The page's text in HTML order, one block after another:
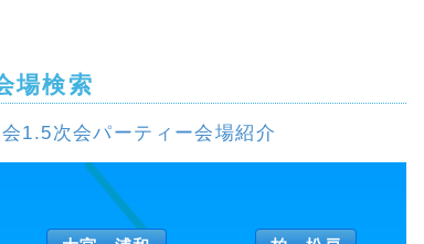
場検索
1.5次会パーティー会場紹介